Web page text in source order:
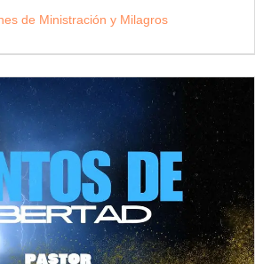
de Ministración y Milagros